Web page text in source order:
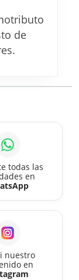
de
todas las
en
nuestro
en